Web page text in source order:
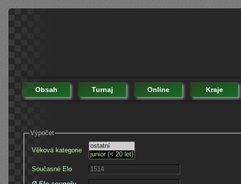
Obsah Turnaj Online Kraje
Výpočet
Věková kategorie
Současné Elo